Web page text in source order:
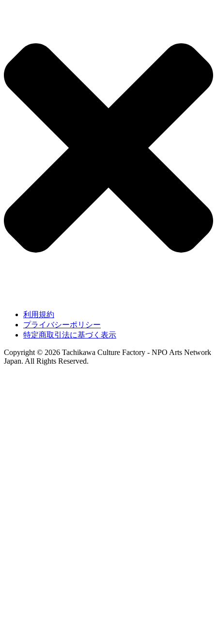
利用規約
プライバシーポリシー
特定商取引法に基づく表示
Copyright © 2026 Tachikawa Culture Factory - NPO Arts Network
Japan. All Rights Reserved.